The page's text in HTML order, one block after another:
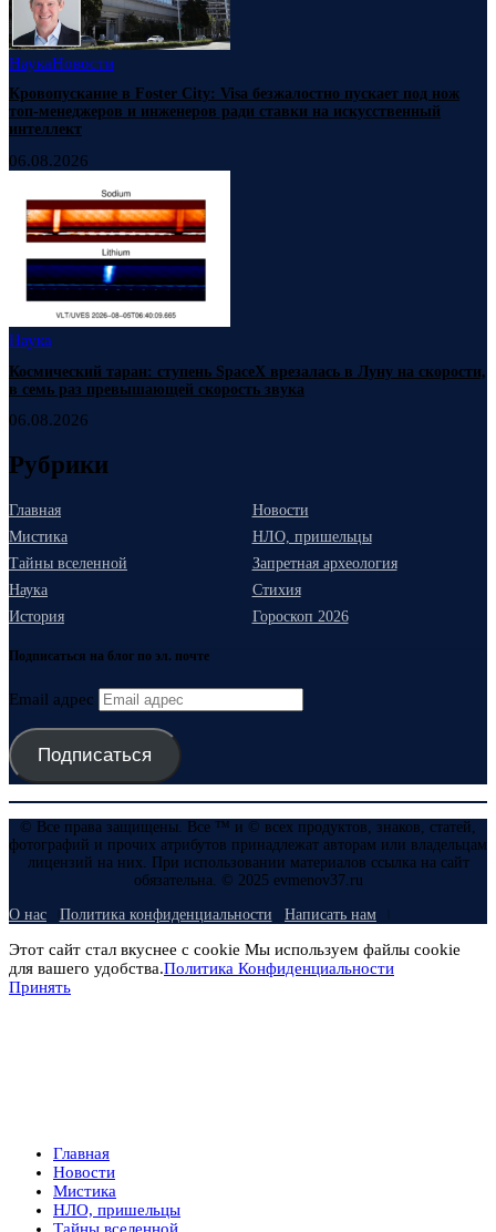
НаукаНовости
Кровопускание в Foster City: Visa безжалостно пускает под нож
топ-менеджеров и инженеров ради ставки на искусственный
интеллект
06.08.2026
Наука
Космический таран: ступень SpaceX врезалась в Луну на скорости,
в семь раз превышающей скорость звука
06.08.2026
Рубрики
Главная
Новости
Мистика
НЛО, пришельцы
Тайны вселенной
Запретная археология
Наука
Стихия
История
Гороскоп 2026
Подписаться на блог по эл. почте
Email адрес
Подписаться
© Все права защищены. Все ™ и © всех продуктов, знаков, статей,
фотографий и прочих атрибутов принадлежат авторам или владельцам
лицензий на них. При использовании материалов ссылка на сайт
обязательна. © 2025 evmenov37.ru
О нас Политика конфиденциальности Написать нам
Этот сайт стал вкуснее с cookie Мы используем файлы cookie
для вашего удобства.Политика Конфиденциальности
Принять
Главная
Новости
Мистика
НЛО, пришельцы
Тайны вселенной